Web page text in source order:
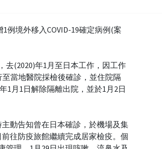
例境外移入COVID-19確定病例(案
去(2020)年1月至日本工作，因工作
至當地醫院採檢後確診，並住院隔
1月1日解除隔離出院，並於1月2日
動告知曾在日本確診，於機場及集
往防疫旅館繼續完成居家檢疫。個